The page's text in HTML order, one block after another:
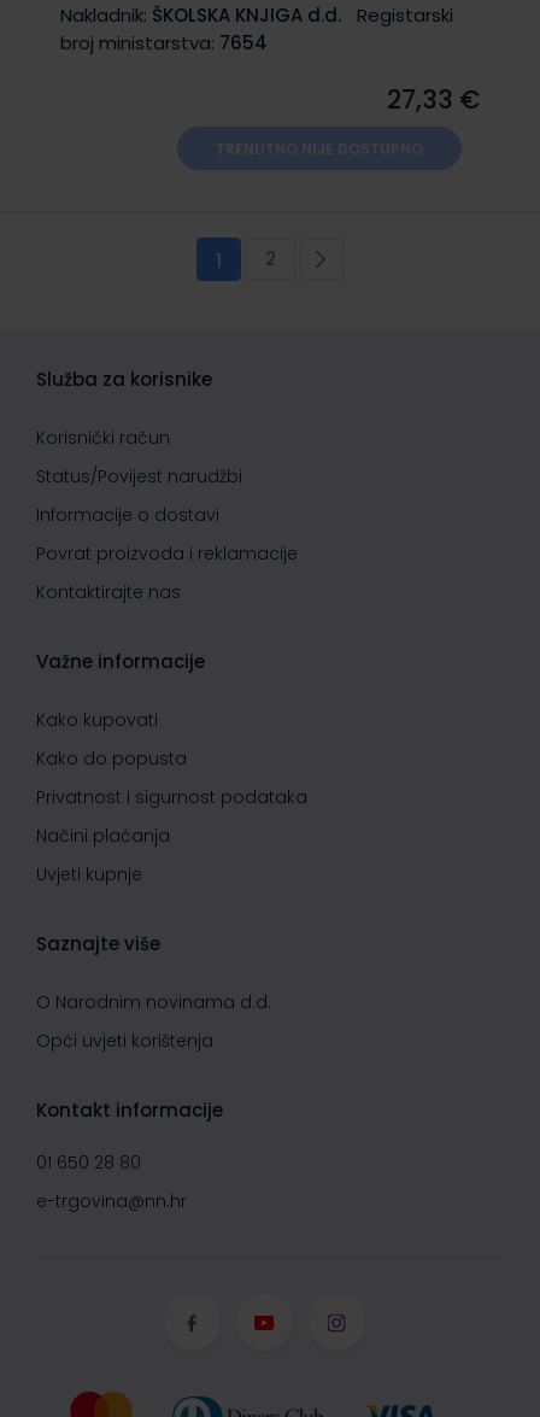
Nakladnik: ŠKOLSKA KNJIGA d.d.
Registarski
broj ministarstva: 7654
27,33 €
Stranica
Trenutno pregledavate stranicu
1 Stranica
2
Služba za korisnike
Korisnički račun
Status/Povijest narudžbi
Informacije o dostavi
Povrat proizvoda i reklamacije
Kontaktirajte nas
Važne informacije
Kako kupovati
Kako do popusta
Privatnost i sigurnost podataka
Načini plaćanja
Uvjeti kupnje
Saznajte više
O Narodnim novinama d.d.
Opći uvjeti korištenja
Kontakt informacije
01 650 28 80
e-trgovina@nn.hr